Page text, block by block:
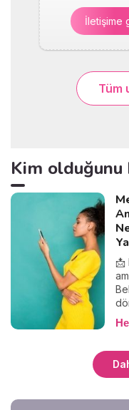
İletişime
Tüm
Kim
📩